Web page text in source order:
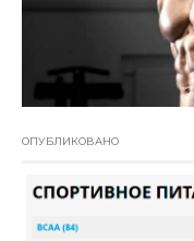
ОПУБЛИКОВАНО